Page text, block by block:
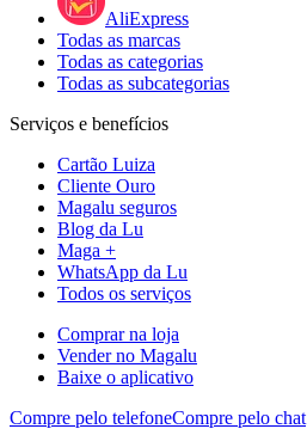
AliExpress
Todas as marcas
Todas as categorias
Todas as subcategorias
Serviços e benefícios
Cartão Luiza
Cliente Ouro
Magalu seguros
Blog da Lu
Maga +
WhatsApp da Lu
Todos os serviços
Comprar na loja
Vender no Magalu
Baixe o aplicativo
Compre pelo telefoneCompre pelo chat